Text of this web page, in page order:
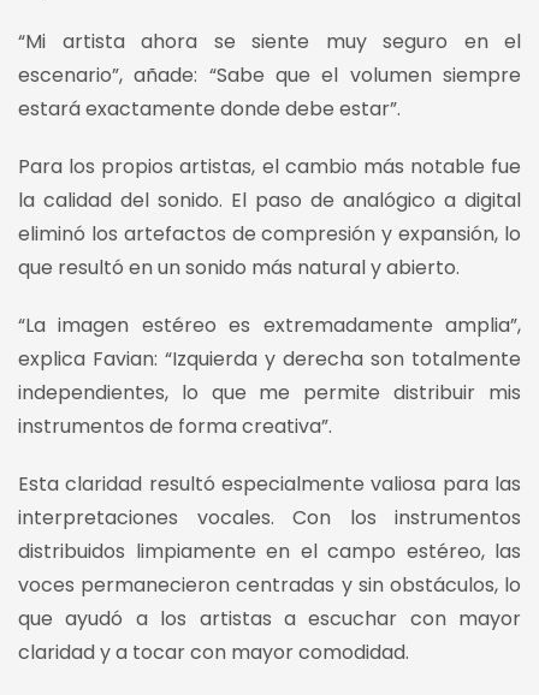
“Mi artista ahora se siente muy seguro en el
escenario”, añade: “Sabe que el volumen siempre
estará exactamente donde debe estar”.
Para los propios artistas, el cambio más notable fue
la calidad del sonido. El paso de analógico a digital
eliminó los artefactos de compresión y expansión, lo
que resultó en un sonido más natural y abierto.
“La imagen estéreo es extremadamente amplia”,
explica Favian: “Izquierda y derecha son totalmente
independientes, lo que me permite distribuir mis
instrumentos de forma creativa”.
Esta claridad resultó especialmente valiosa para las
interpretaciones vocales. Con los instrumentos
distribuidos limpiamente en el campo estéreo, las
voces permanecieron centradas y sin obstáculos, lo
que ayudó a los artistas a escuchar con mayor
claridad y a tocar con mayor comodidad.